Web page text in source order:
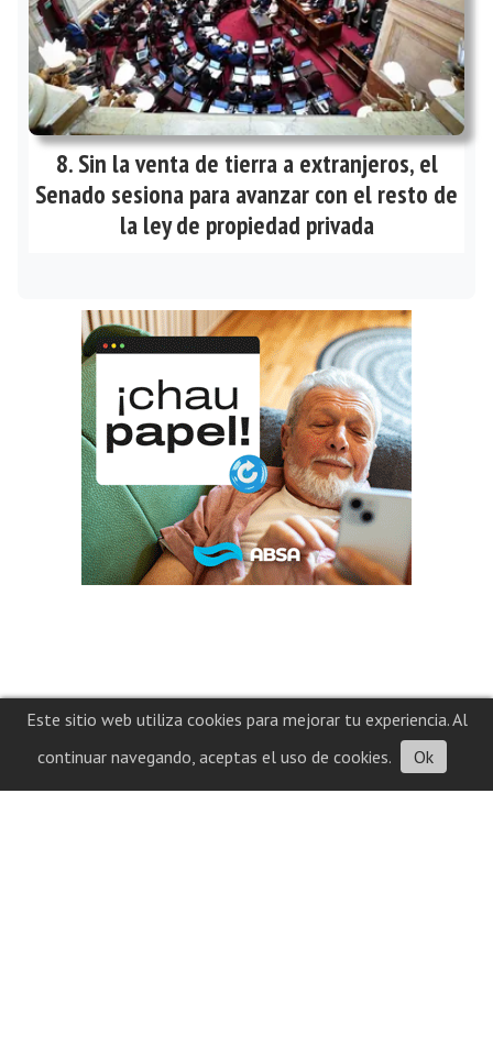
Sin la venta de tierra a extranjeros, el
Senado sesiona para avanzar con el resto de
la ley de propiedad privada
Este sitio web utiliza cookies para mejorar tu experiencia. Al
continuar navegando, aceptas el uso de cookies.
Ok